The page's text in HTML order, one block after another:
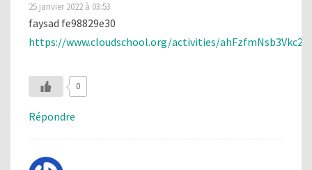
25 janvier 2022 à 03:53
faysad fe98829e30
https://www.cloudschool.org/activities/
0
Répondre